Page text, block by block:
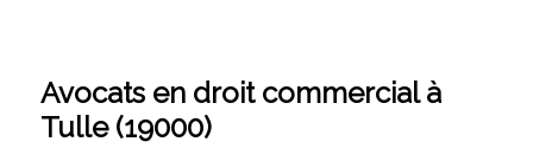
Avocats en droit commercial à
Tulle (19000)